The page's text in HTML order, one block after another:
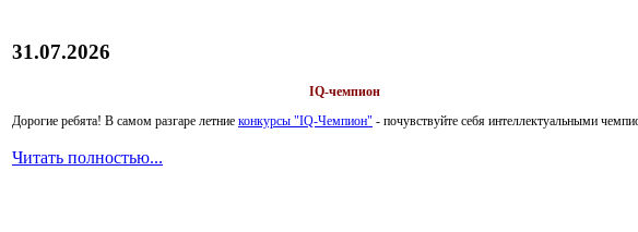
31.07.2026
IQ-чемпион
Дорогие ребята! В самом разгаре летние конкурсы "IQ-Чемпион" - почувствуйте себя интеллектуальными
Читать полностью...